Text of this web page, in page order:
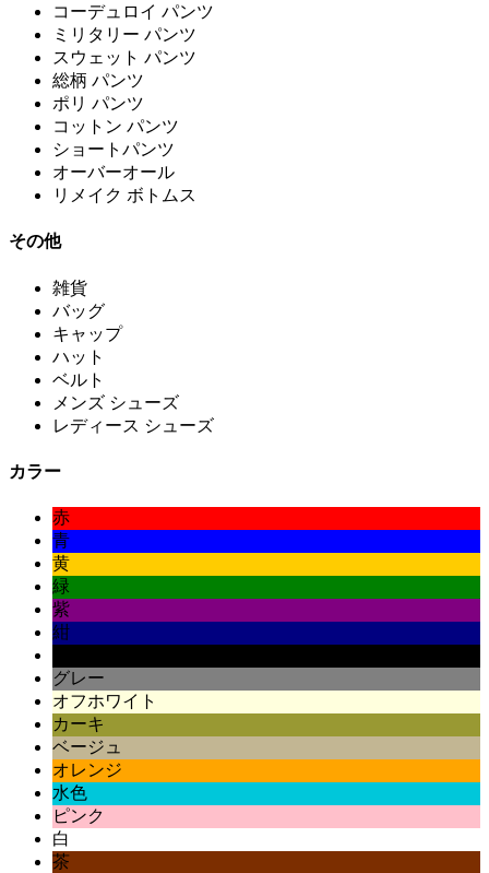
コーデュロイ パンツ
ミリタリー パンツ
スウェット パンツ
総柄 パンツ
ポリ パンツ
コットン パンツ
ショートパンツ
オーバーオール
リメイク ボトムス
その他
雑貨
バッグ
キャップ
ハット
ベルト
メンズ シューズ
レディース シューズ
カラー
赤
青
黄
緑
紫
紺
グレー
オフホワイト
カーキ
ベージュ
オレンジ
水色
ピンク
白
茶